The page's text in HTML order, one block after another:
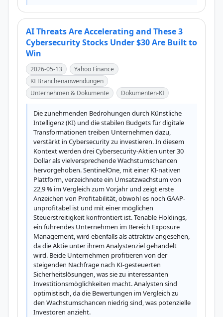
AI Threats Are Accelerating and These 3
Cybersecurity Stocks Under $30 Are Built to
Win
2026-05-13
Yahoo Finance
KI Branchenanwendungen
Unternehmen & Dokumente
Dokumenten-KI
Die zunehmenden Bedrohungen durch Künstliche
Intelligenz (KI) und die stabilen Budgets für digitale
Transformationen treiben Unternehmen dazu,
verstärkt in Cybersecurity zu investieren. In diesem
Kontext werden drei Cybersecurity-Aktien unter 30
Dollar als vielversprechende Wachstumschancen
hervorgehoben. SentinelOne, mit einer KI-nativen
Plattform, verzeichnete ein Umsatzwachstum von
22,9 % im Vergleich zum Vorjahr und zeigt erste
Anzeichen von Profitabilität, obwohl es noch GAAP-
unprofitabel ist und mit einer möglichen
Steuerstreitigkeit konfrontiert ist. Tenable Holdings,
ein führendes Unternehmen im Bereich Exposure
Management, wird ebenfalls als attraktiv angesehen,
da die Aktie unter ihrem Analystenziel gehandelt
wird. Beide Unternehmen profitieren von der
steigenden Nachfrage nach KI-gesteuerten
Sicherheitslösungen, was sie zu interessanten
Investitionsmöglichkeiten macht. Analysten sind
optimistisch, da die Bewertungen im Vergleich zu
den Wachstumschancen niedrig sind, was potenzielle
Investoren anzieht.